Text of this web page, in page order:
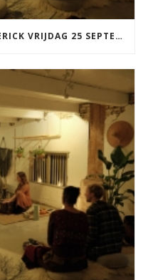
MANTRA ZINGEN MET DIEDERICK VRIJDAG 25 SEPTEMBER EN 20 NOVEMBER